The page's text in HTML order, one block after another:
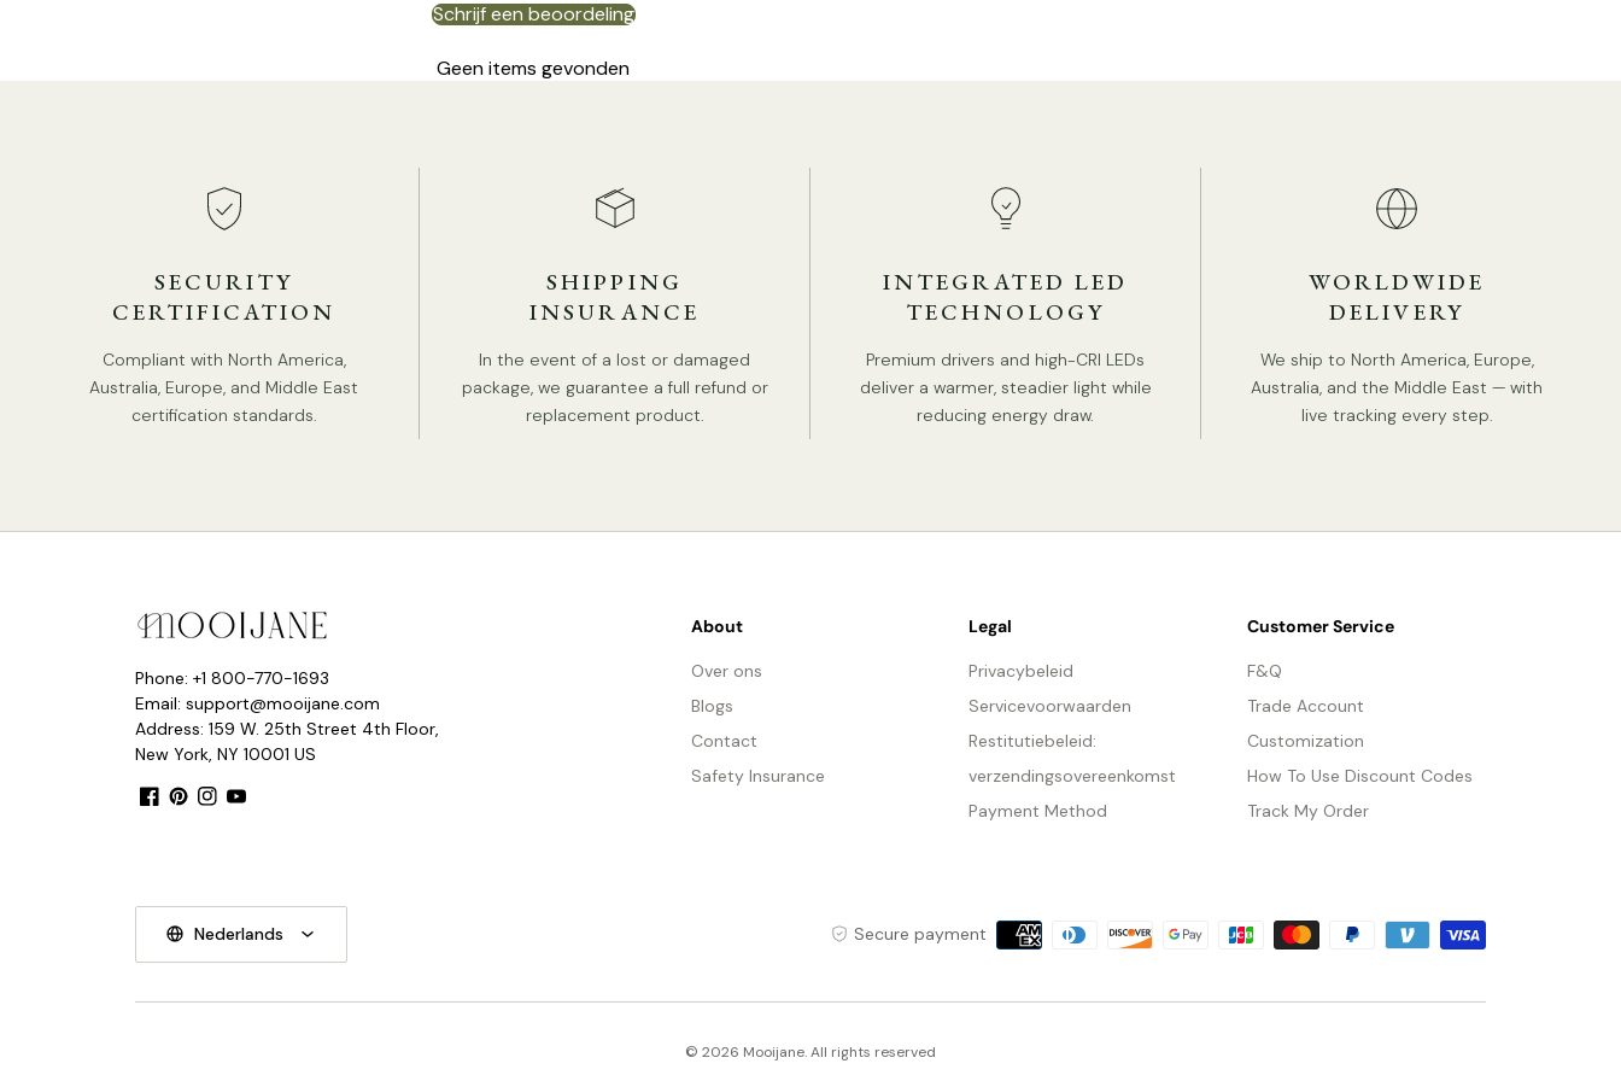
Lichtbron: Geïntegreerde LED
Schrijf een beoordeling
Geen items gevonden
SECURITY
CERTIFICATION
Compliant with North America,
Australia, Europe, and Middle East
certification standards.
SHIPPING
INSURANCE
In the event of a lost or damaged
package, we guarantee a full refund or
replacement product.
INTEGRATED LED
TECHNOLOGY
Premium drivers and high-CRI LEDs
deliver a warmer, steadier light while
reducing energy draw.
WORLDWIDE
DELIVERY
We ship to North America, Europe,
Australia, and the Middle East — with
live tracking every step.
Phone: +1 800-770-1693
Email: support@mooijane.com
Address: 159 W. 25th Street 4th Floor,
New York, NY 10001 US
About
Over ons
Blogs
Contact
Safety Insurance
Legal
Privacybeleid
Servicevoorwaarden
Restitutiebeleid:
verzendingsovereenkomst
Payment Method
Customer Service
F&Q
Trade Account
Customization
How To Use Discount Codes
Track My Order
Nederlands Secure payment
Payment
© 2026 Mooijane. All rights reserved